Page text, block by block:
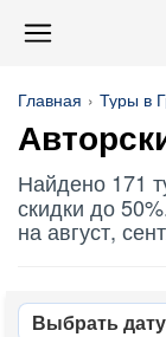
Главная Туры в
Найдено 171
скидки до
на август,
Выбрать дату